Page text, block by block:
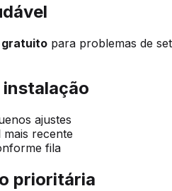
para problemas de
ajustes
recente
fila
prioritária